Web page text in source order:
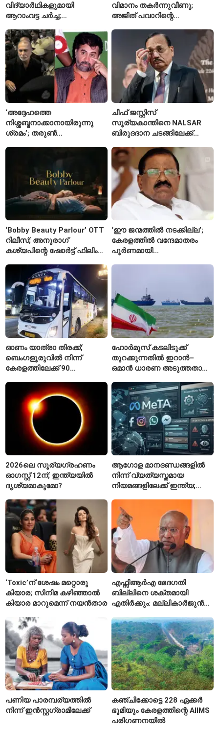
വിദ്യാർഥികളുമായി
ആറാംവട്ട ചർച്ച;
ദിവസത്തിലേക്ക്
വിമാനം തകർന്നുവീണു;
അജിത് പവാറിന്റെ
രണ്ടാമത്തെ സംഭവം
‘അദ്ദേഹത്തെ
നിശ്ശബ്ദനാക്കാനായിരുന്നു
ശ്രമം’; തരുണ്‍
കാരണമെന്ന് മകൾ
ചീഫ് ജസ്റ്റിസ്
സൂര്യകാന്തിനെ NALSAR
ബിരുദദാന ചടങ്ങിലേക്ക്
വിദ്യാർഥികളുടെ എതിർപ്പ്
‘Bobby Beauty Parlour’ OTT
റിലീസ്; അനുരാഗ്
കശ്യപിന്റെ ഷോർട്ട് ഫിലിം
‘ഈ ജന്മത്തിൽ നടക്കില്ല’;
കേരളത്തിൽ വന്ദേമാതരം
പൂർണമായി
ഓണം യാത്രാ തിരക്ക്;
ബെംഗളൂരുവിൽ നിന്ന്
കേരളത്തിലേക്ക് 90
ഹോർമുസ് കടലിടുക്ക്
തുറക്കുന്നതിൽ ഇറാൻ–
ഒമാൻ ധാരണ അടുത്തതായി;
ടെഹ്റാൻ
2026ലെ സൂര്യഗ്രഹണം
ഓഗസ്റ്റ് 12ന്; ഇന്ത്യയിൽ
ദൃശ്യമാകുമോ?
ആഗോള മാനദണ്ഡങ്ങളിൽ
നിന്ന് വ്യത്യസ്തമായ
നിയമങ്ങളിലേക്ക് ഇന്ത്യ;
സമ്മർദം
‘Toxic’ന് ശേഷം മറ്റൊരു
കിയാര; സിനിമ കഴിഞ്ഞാൽ
കിയാര മാറുമെന്ന് നയൻതാര
എഫ്സിആർഎ ഭേദഗതി
ബില്ലിനെ ശക്തമായി
എതിർക്കും: മല്ലികാർജുൻ
പണിയ പാരമ്പര്യത്തിൽ
നിന്ന് ഇൻസ്റ്റഗ്രാമിലേക്ക്
കഞ്ചിക്കോട്ടെ 228 ഏക്കർ
ഭൂമിയും കേരളത്തിന്റെ AIIMS
പരിഗണനയിൽ